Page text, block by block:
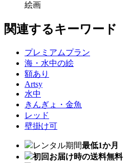
絵画
関連するキーワード
プレミアムプラン
海・水中の絵
額あり
Artsy
水中
きんぎょ・金魚
レッド
壁掛け可
レンタル期間最低1か月
初回お届け時の送料無料